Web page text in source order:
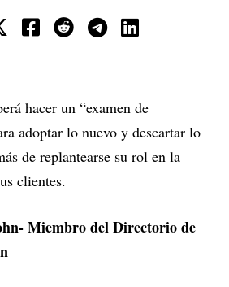
hacer un “examen de
adoptar lo nuevo y descartar lo
de replantearse su rol en la
clientes.
Miembro del Directorio de